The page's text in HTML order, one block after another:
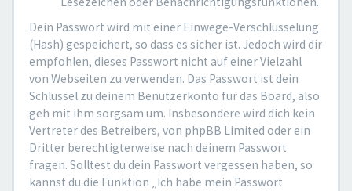
Dein Passwort wird mit einer Einwege-Verschlüsselung
(Hash) gespeichert, so dass es sicher ist. Jedoch wird dir
empfohlen, dieses Passwort nicht auf einer Vielzahl
von Webseiten zu verwenden. Das Passwort ist dein
Schlüssel zu deinem Benutzerkonto für das Board, also
geh mit ihm sorgsam um. Insbesondere wird dich kein
Vertreter des Betreibers, von phpBB Limited oder ein
Dritter berechtigterweise nach deinem Passwort
fragen. Solltest du dein Passwort vergessen haben, so
kannst du die Funktion „Ich habe mein Passwort